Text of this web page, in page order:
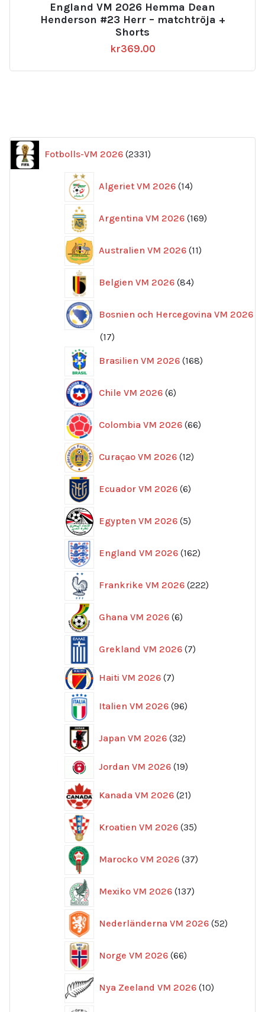
England VM 2026 Hemma Dean
Henderson #23 Herr – matchtröja +
Shorts
kr369.00
Fotbolls-VM 2026 2331
produkter
Algeriet VM 2026 14
produkter
Argentina VM 2026 169
produkter
Australien VM 2026 11
produkter
Belgien VM 2026 84
produkter
Bosnien och Hercegovina VM 2026
1717
Brasilien VM 2026 168
produkter
Chile VM 2026 6
produkter
Colombia VM 2026 66
produkter
Curaçao VM 2026 12
produkter
Ecuador VM 2026 6
produkter
Egypten VM 2026 5
produkter
England VM 2026 162
produkter
Frankrike VM 2026 222
produkter
Ghana VM 2026 6
produkter
Grekland VM 2026 7
produkter
Haiti VM 2026 77
Italien VM 2026 96
produkter
Japan VM 2026 32
produkter
Jordan VM 2026 1919
Kanada VM 2026 21
produkter
Kroatien VM 2026 35
produkter
Marocko VM 2026 37
produkter
Mexiko VM 2026 137
produkter
Nederländerna VM 2026 52
Norge VM 2026 66
produkter
Nya Zeeland VM 2026 10
produkter